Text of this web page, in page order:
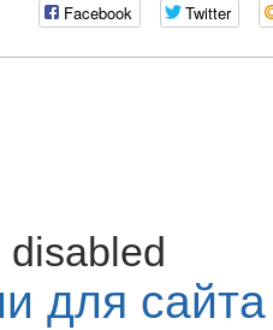
Facebook Twitter
disabled
для